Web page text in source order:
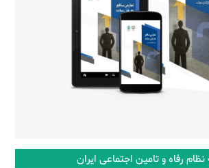
رفاه و تامین اجتماعی ایران